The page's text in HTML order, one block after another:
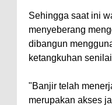
Sehingga saat ini
menyeberang
dibangun
ketangkuhan
"Banjir telah
merupakan akses